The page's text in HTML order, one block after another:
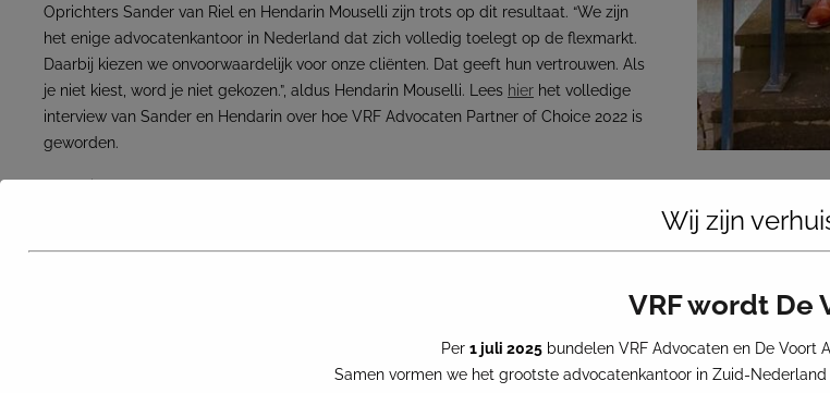
Oprichters Sander van Riel en Hendarin Mouselli zijn trots op dit resultaat. “We zijn
het enige advocatenkantoor in Nederland dat zich volledig toelegt op de flexmarkt.
Daarbij kiezen we onvoorwaardelijk voor onze cliënten. Dat geeft hun vertrouwen. Als
je niet kiest, word je niet gekozen.”, aldus Hendarin Mouselli. Lees hier het volledige
interview van Sander en Hendarin over hoe VRF Advocaten Partner of Choice 2022 is
geworden.
Wij zijn
VRF wordt De
Per 1 juli 2025bundelen VRF Advocaten en De Voort
Samen vormen we het grootste advocatenkantoor in Zuid-